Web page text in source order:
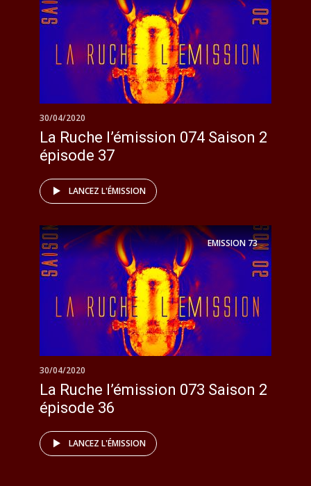
30/04/2020
La Ruche l’émission 074 Saison 2
épisode 37
LANCEZ L'ÉMISSION
EMISSION73
30/04/2020
La Ruche l’émission 073 Saison 2
épisode 36
LANCEZ L'ÉMISSION